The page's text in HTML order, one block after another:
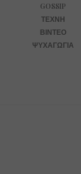
GOSSIP
ΤΈΧΝΗ
ΒΊΝΤΕΟ
ΨΥΧΑΓΩΓΊΑ